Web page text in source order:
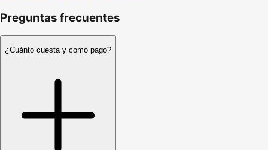
Preguntas frecuentes
¿Cuánto cuesta y como pago?